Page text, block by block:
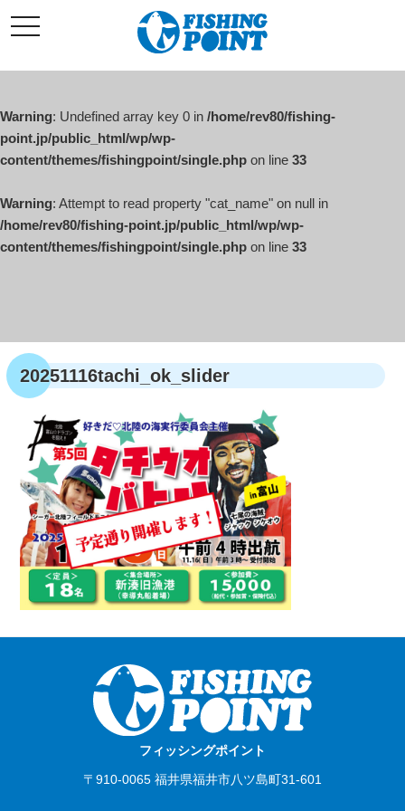
ン
ン
へ
ス
キ
プ
t
o
l
v
i
a
o
n
Warning: Undefined array key 0 in /home/rev80/fishing-
point.jp/public_html/wp/wp-
content/themes/fishingpoint/single.php on line 33
Warning: Attempt to read property "cat_name" on null in
/home/rev80/fishing-point.jp/public_html/wp/wp-
content/themes/fishingpoint/single.php on line 33
20251116tachi_ok_slider
フィッシングポイント
〒910-0065 福井県福井市八ツ島町31-601